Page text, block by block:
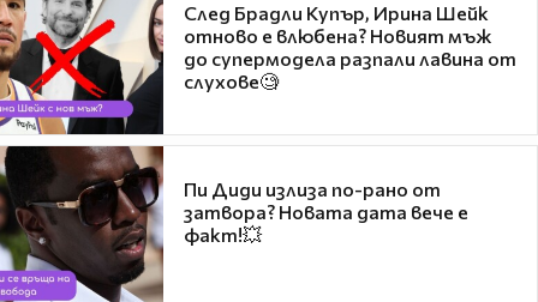
След Брадли Купър, Ирина Шейк
отново е влюбена? Новият мъж
до супермодела разпали лавина от
слухове🧐
Пи Диди излиза по-рано от
затвора? Новата дата вече е
факт!💥